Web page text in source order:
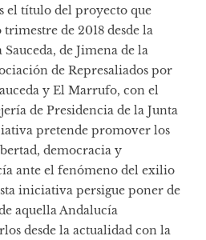
el título del proyecto que
de 2018 desde la
de Jimena de la
de Represaliados por
y El Marrufo, con el
de Presidencia de la Junta
pretende promover los
democracia y
ante el fenómeno del exilio
iniciativa persigue poner de
aquella Andalucía
desde la actualidad con la